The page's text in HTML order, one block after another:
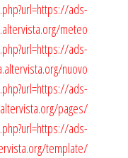
ads-
meteo
ads-
nuovo
ads-
pages/
ads-
template/